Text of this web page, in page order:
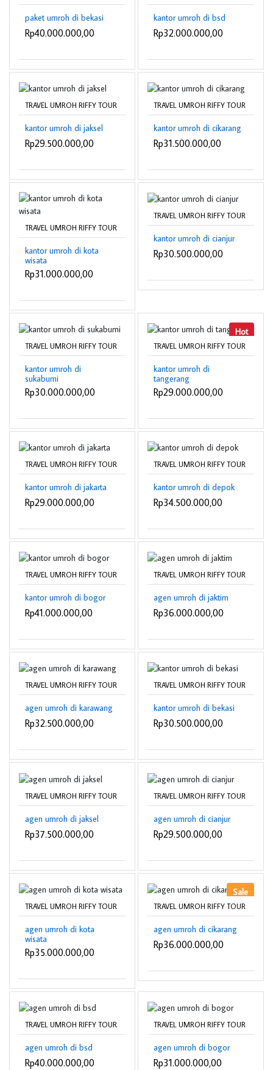
paket umroh di bekasi
Rp40.000.000,00
kantor umroh di bsd
Rp32.000.000,00
TRAVEL UMROH RIFFY TOUR
kantor umroh di jaksel
Rp29.500.000,00
TRAVEL UMROH RIFFY TOUR
kantor umroh di cikarang
Rp31.500.000,00
TRAVEL UMROH RIFFY TOUR
kantor umroh di kota
wisata
Rp31.000.000,00
TRAVEL UMROH RIFFY TOUR
kantor umroh di cianjur
Rp30.500.000,00
TRAVEL UMROH RIFFY TOUR
kantor umroh di
sukabumi
Rp30.000.000,00
Hot
TRAVEL UMROH RIFFY TOUR
kantor umroh di
tangerang
Rp29.000.000,00
TRAVEL UMROH RIFFY TOUR
kantor umroh di jakarta
Rp29.000.000,00
TRAVEL UMROH RIFFY TOUR
kantor umroh di depok
Rp34.500.000,00
TRAVEL UMROH RIFFY TOUR
kantor umroh di bogor
Rp41.000.000,00
TRAVEL UMROH RIFFY TOUR
agen umroh di jaktim
Rp36.000.000,00
TRAVEL UMROH RIFFY TOUR
agen umroh di karawang
Rp32.500.000,00
TRAVEL UMROH RIFFY TOUR
kantor umroh di bekasi
Rp30.500.000,00
TRAVEL UMROH RIFFY TOUR
agen umroh di jaksel
Rp37.500.000,00
TRAVEL UMROH RIFFY TOUR
agen umroh di cianjur
Rp29.500.000,00
TRAVEL UMROH RIFFY TOUR
agen umroh di kota
wisata
Rp35.000.000,00
Sale
TRAVEL UMROH RIFFY TOUR
agen umroh di cikarang
Rp36.000.000,00
TRAVEL UMROH RIFFY TOUR
agen umroh di bsd
Rp40.000.000,00
TRAVEL UMROH RIFFY TOUR
agen umroh di bogor
Rp31.000.000,00